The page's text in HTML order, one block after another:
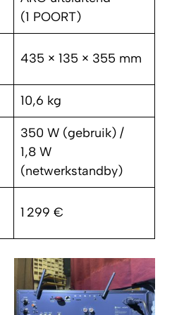
(1 POORT)
435 × 135 × 355 mm
10,6 kg
350 W (gebruik) /
1,8 W
(netwerkstandby)
1 299 €